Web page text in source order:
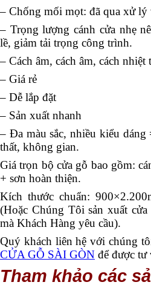
– Chống mối mọt: đã qua xử lý
– Trọng lượng cánh cửa nhẹ
lề, giảm tải trọng công trình.
– Cách âm, cách âm, cách nhiệt
– Giá rẻ
– Dễ lắp đặt
– Sản xuất nhanh
– Đa màu sắc, nhiều kiểu
thất, không gian.
Giá trọn bộ cửa gỗ bao gồm:
+ sơn hoàn thiện.
Kích thước chuẩn:
(Hoặc Chúng Tôi sản xuất
mà Khách Hàng yêu cầu).
Quý khách liên hệ với chúng
CỬA GỖ SÀI GÒN để được tư
Tham khảo các